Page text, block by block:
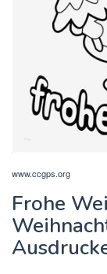
www.ccgps.org
Frohe